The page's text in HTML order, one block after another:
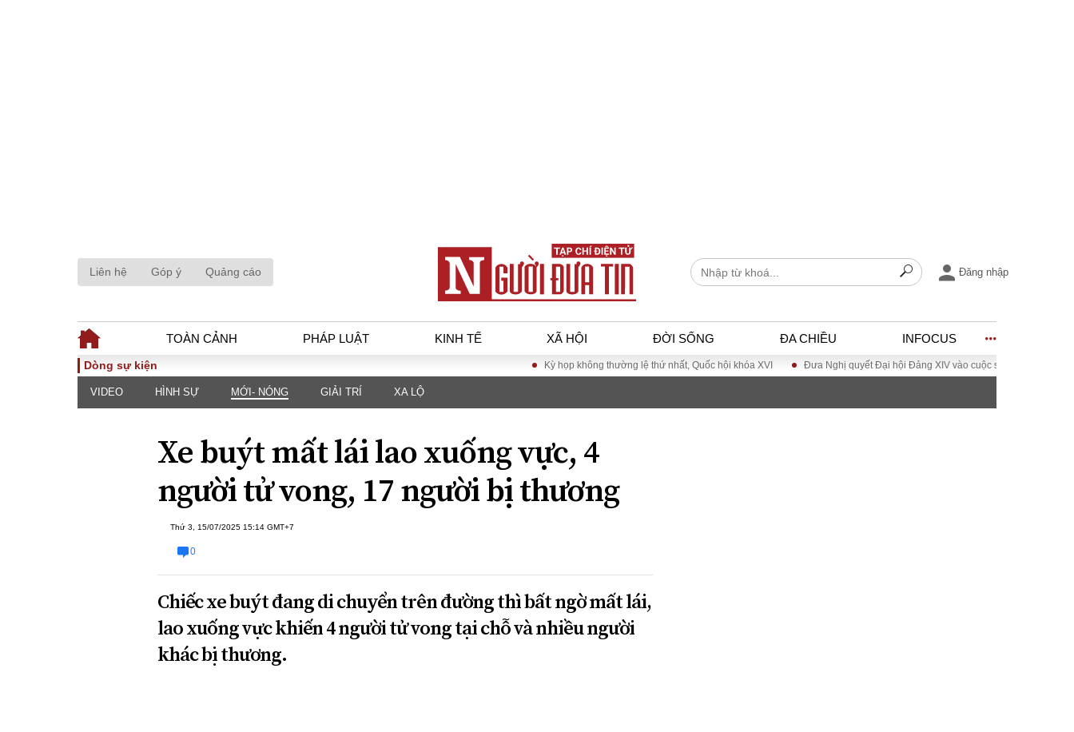
Liên hệ Góp ý Quảng cáo Đăng nhập
TOÀN CẢNH PHÁP LUẬT KINH TẾ XÃ HỘI ĐỜI SỐNG ĐA CHIỀU INFOCUS
TOÀN CẢNH
Chính sách
Đối thoại
PHÁP LUẬT
luật
Góc nhìn luật gia
Hồ sơ điều tra
Tiếng nói công dân
Tài chính - Ngân
hàng
Kinh tế vĩ mô
Hồ sơ doanh
luận
Công nghệ
Dòng sự kiện Kỳ họp không thường lệ thứ nhất, Quốc hội khóa XVI Đưa Nghị quyết Đại hội Đảng XIV vào cuộc sống
VIDEO HÌNH SỰ MỚI- NÓNG GIẢI TRÍ XA LỘ
Xe buýt mất lái lao xuống vực, 4
người tử vong, 17 người bị thương
Thứ 3, 15/07/2025 15:14 GMT+7
0
Chiếc xe buýt đang di chuyển trên đường thì bất ngờ mất lái,
lao xuống vực khiến 4 người tử vong tại chỗ và nhiều người
khác bị thương.